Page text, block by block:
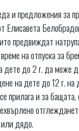
и предложения за
Елисавета
предвиждат
на отпуска за
дете до 2 г. да може
на дете до 12 г.
прилага и за бащата,
дядо.